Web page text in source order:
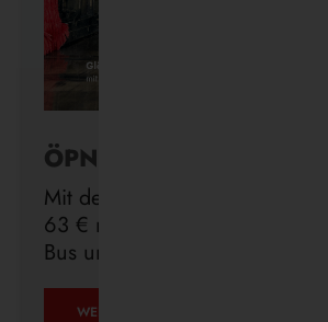
ÖPNV ist, was ihr draus
Mit dem Deutschlandticket
63 € monatlich in ganz
Bus und Bahn unterwegs.
WEITERLESEN …